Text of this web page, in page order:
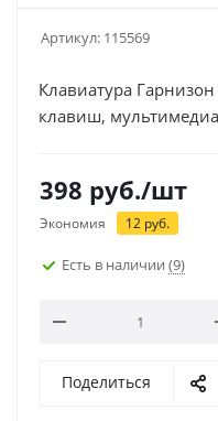
Артикул: 115569
Клавиатура
клавиш,
398 руб./шт
Экономия 12 руб.
Есть в наличии (9)
Поделиться